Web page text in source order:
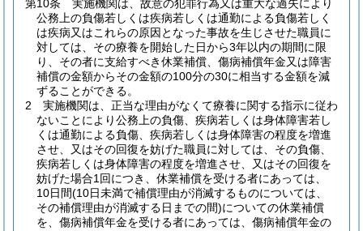
第10条
実施機関は、故意の犯罪行為又は重大な過失により
公務上の負傷若しくは疾病若しくは通勤による負傷若しく
は疾病又はこれらの原因となった事故を生じさせた職員に
対しては、その療養を開始した日から3年以内の期間に限
り、その者に支給すべき休業補償、傷病補償年金又は障害
補償の金額からその金額の100分の30に相当する金額を減
ずることができる。
2
実施機関は、正当な理由がなくて療養に関する指示に従わ
ないことにより公務上の負傷、疾病若しくは身体障害若し
くは通勤による負傷、疾病若しくは身体障害の程度を増進
させ、又はその回復を妨げた職員に対しては、その負傷、
疾病若しくは身体障害の程度を増進させ、又はその回復を
妨げた場合1回につき、休業補償を受ける者にあっては、
10日間(10日未満で補償理由が消滅するものについては、
その補償理由が消滅する日までの間)についての休業補償
を、傷病補償年金を受ける者にあっては、傷病補償年金の